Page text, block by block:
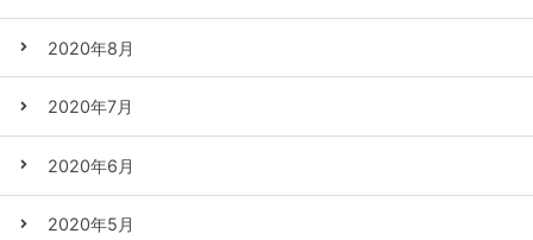
2020年8月
2020年7月
2020年6月
2020年5月